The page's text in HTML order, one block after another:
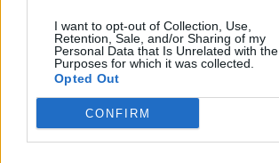
I want to opt-out of Collection, Use,
Retention, Sale, and/or Sharing of my
Personal Data that Is Unrelated with the
Purposes for which it was collected.
Opted Out
CONFIRM